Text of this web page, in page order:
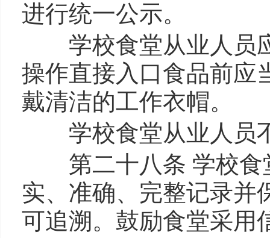
进行统一公示。
学校食堂从业人员应
操作直接入口食品前应
戴清洁的工作衣帽。
学校食堂从业人员
第二十八条 学校食
实、准确、完整记录并
可追溯。鼓励食堂采用